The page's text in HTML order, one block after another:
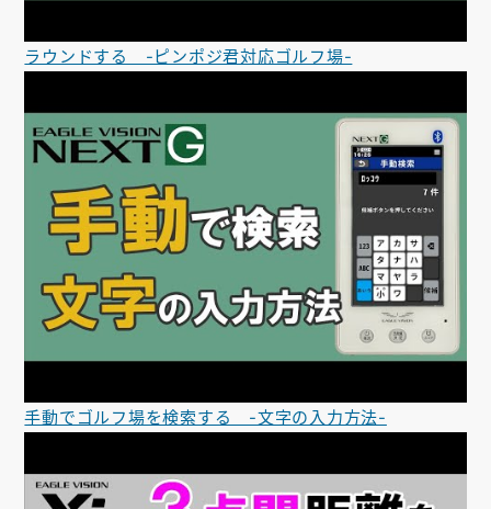
ラウンドする -ピンポジ君対応ゴルフ場-
手動でゴルフ場を検索する -文字の入力方法-